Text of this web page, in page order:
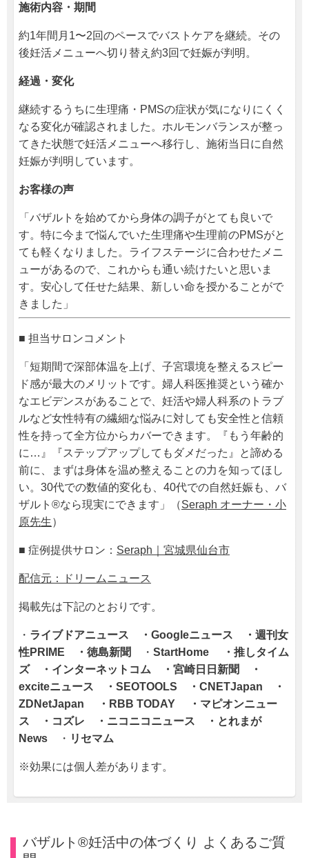
施術内容・期間
約1年間月1〜2回のペースでバストケアを継続。その
後妊活メニューへ切り替え約3回で妊娠が判明。
経過・変化
継続するうちに生理痛・PMSの症状が気になりにくく
なる変化が確認されました。ホルモンバランスが整っ
てきた状態で妊活メニューへ移行し、施術当日に自然
妊娠が判明しています。
お客様の声
「バザルトを始めてから身体の調子がとても良いで
す。特に今まで悩んでいた生理痛や生理前のPMSがと
ても軽くなりました。ライフステージに合わせたメニ
ューがあるので、これからも通い続けたいと思いま
す。安心して任せた結果、新しい命を授かることがで
きました」
■ 担当サロンコメント
「短期間で深部体温を上げ、子宮環境を整えるスピー
ド感が最大のメリットです。婦人科医推奨という確か
なエビデンスがあることで、妊活や婦人科系のトラブ
ルなど女性特有の繊細な悩みに対しても安全性と信頼
性を持って全方位からカバーできます。『もう年齢的
に…』『ステップアップしてもダメだった』と諦める
前に、まずは身体を温め整えることの力を知ってほし
い。30代での数値的変化も、40代での自然妊娠も、バ
ザルト®なら現実にできます」（Seraph オーナー・小
原先生）
■ 症例提供サロン： Seraph｜宮城県仙台市
配信元：ドリームニュース
掲載先は下記のとおりです。
・ ライブドアニュース
・Googleニュース ・週刊女
性PRIME ・徳島新聞
・ StartHome ・推しタイム
ズ ・インターネットコム
・宮崎日日新聞
・
exciteニュース ・SEOTOOLS ・ CNETJapan
・
ZDNetJapan ・RBB TODAY ・マピオンニュー
ス ・コズレ ・ニコニコニュース ・ とれまが
News ・ リセマム
※効果には個人差があります。
バザルト®妊活中の体づくり よくあるご質